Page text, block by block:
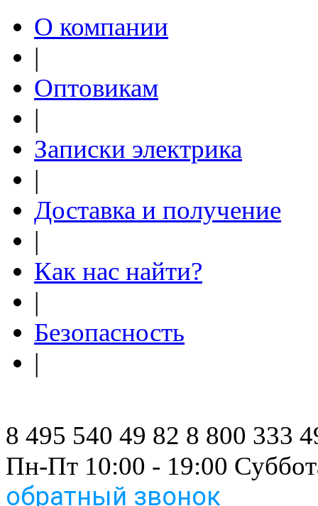
О компании
|
Оптовикам
|
Записки электрика
|
Доставка и получение
|
Как нас найти?
|
Безопасность
|
8 495 540 49 82 8 800 333
Пн-Пт 10:00 - 19:00
обратный звонок